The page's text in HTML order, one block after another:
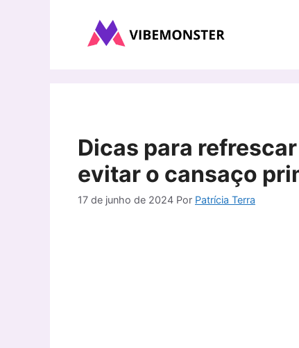
Dicas para
evitar o cansaço
17 de junho de 2024 Por Patrícia Terra